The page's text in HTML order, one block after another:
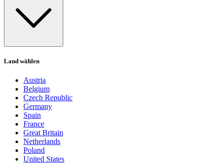
Land wählen
Austria
Belgium
Czech Republic
Germany
Spain
France
Great Britain
Netherlands
Poland
United States